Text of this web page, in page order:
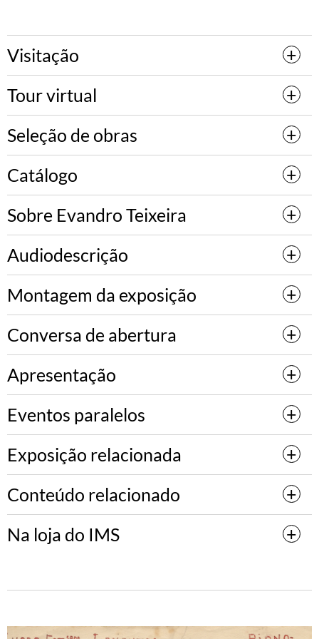
Visitação
Tour virtual
Seleção de obras
Catálogo
Sobre Evandro Teixeira
Audiodescrição
Montagem da exposição
Conversa de abertura
Apresentação
Eventos paralelos
Exposição relacionada
Conteúdo relacionado
Na loja do IMS